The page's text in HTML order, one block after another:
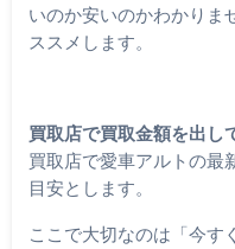
いのか安いのかわかりま
ススメします。
買取店で買取金額を出し
買取店で愛車アルトの最
目安とします。
ここで大切なのは「今す